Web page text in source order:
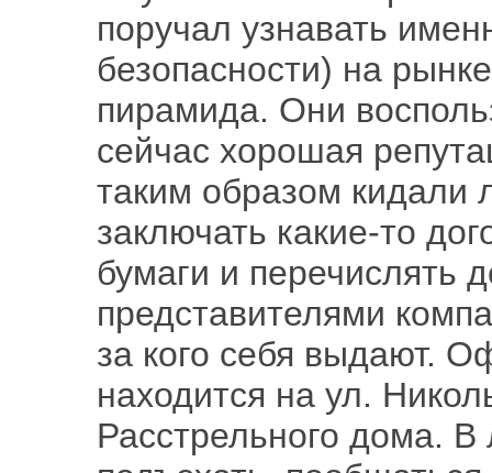
поручал узнавать
безопасности) на
пирамида. Они
сейчас хорошая
таким образом
заключать какие-то
бумаги и перечислять
представителями
за кого себя выдают.
находится на ул.
Расстрельного дома.